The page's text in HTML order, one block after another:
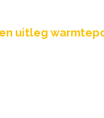
uitleg